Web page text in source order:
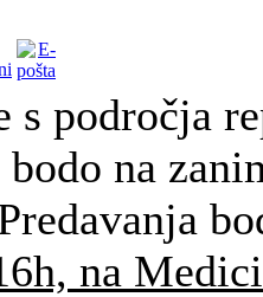
s področja
bodo na
na